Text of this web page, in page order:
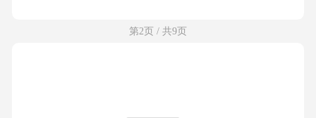
第2页 / 共9页